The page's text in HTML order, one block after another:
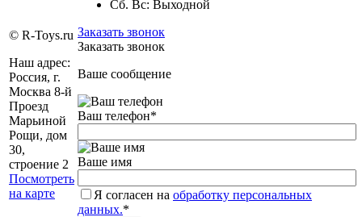
© R-Toys.ru
Наш адрес:
Россия, г.
Москва 8-й
Проезд
Марьиной
Рощи, дом
30,
строение 2
Посмотреть
на карте
Сб. Вс: Выходной
Заказать звонок
Заказать звонок
Ваше сообщение
Ваш телефон*
Ваше имя
Я согласен на обработку персональных
данных.*